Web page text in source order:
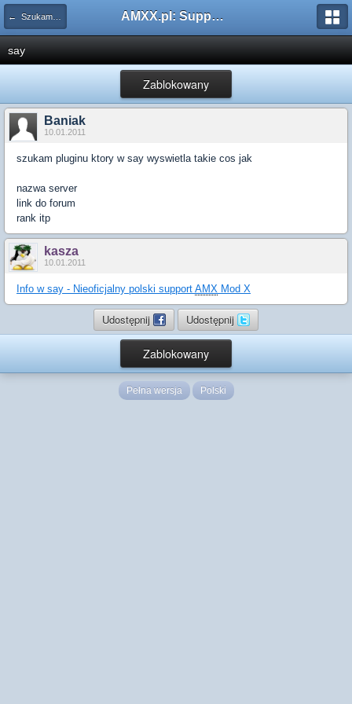
← Szukam pluginu AMXX.pl: Support AMX Mod X i SourceMod
say
Zablokowany
Baniak
10.01.2011
szukam pluginu ktory w say wyswietla takie cos jak
nazwa server
link do forum
rank itp
kasza
10.01.2011
Info w say - Nieoficjalny polski support AMX Mod X
Udostępnij Udostępnij
Zablokowany
Pełna wersja Polski